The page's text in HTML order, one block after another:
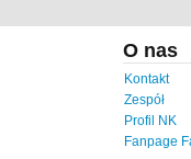
O nas
Kontakt
Zespół
Profil NK
Fanpage